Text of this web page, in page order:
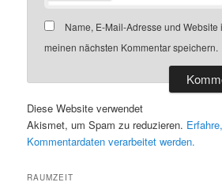
Name, E-Mail-Adresse und
meinen nächsten Kommentar speichern.
Diese Website verwendet
Akismet, um Spam zu reduzieren.
Kommentardaten verarbeitet werden.
RAUMZEIT